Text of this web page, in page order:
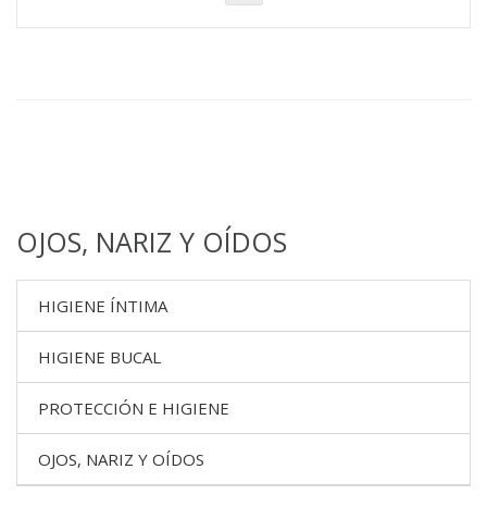
OJOS, NARIZ Y OÍDOS
HIGIENE ÍNTIMA
HIGIENE BUCAL
PROTECCIÓN E HIGIENE
OJOS, NARIZ Y OÍDOS